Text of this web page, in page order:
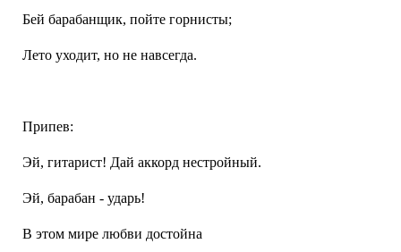
Бей барабанщик, пойте горнисты;
Лето уходит, но не навсегда.
Припев:
Эй, гитарист! Дай аккорд нестройный.
Эй, барабан - ударь!
В этом мире любви достойна